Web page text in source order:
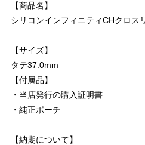
【商品名】
シリコンインフィニティCHクロス
【サイズ】
タテ37.0mm
【付属品】
・当店発行の購入証明書
・純正ポーチ
【納期について】